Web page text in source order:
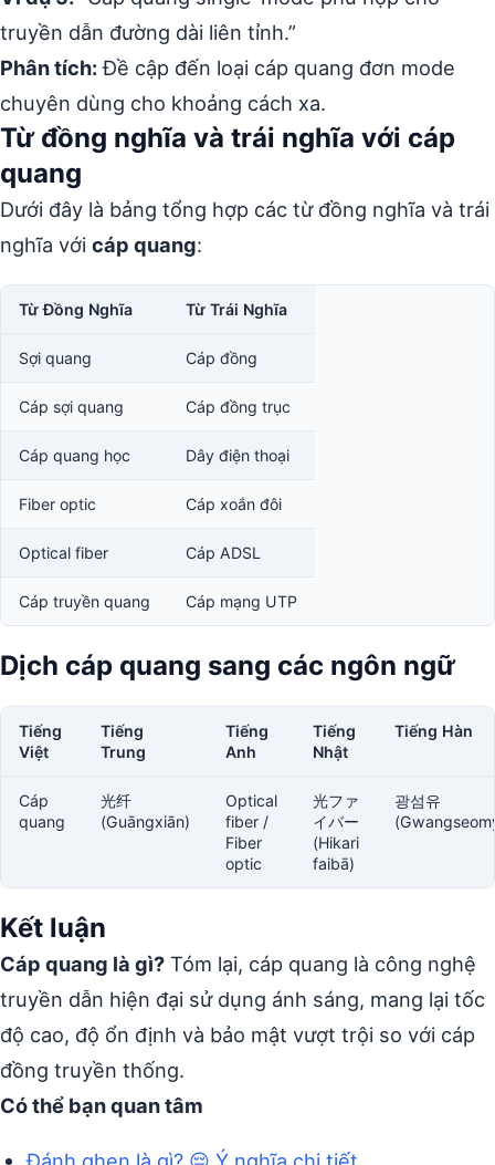
truyền dẫn đường dài liên tỉnh.”
Phân tích:Đề cập đến loại cáp quang đơn mode
chuyên dùng cho khoảng cách xa.
Từ đồng nghĩa và trái nghĩa với cáp
quang
Dưới đây là bảng tổng hợp các từ đồng nghĩa và trái
nghĩa với cáp quang:
Từ Đồng Nghĩa Từ Trái Nghĩa
Sợi quang Cáp đồng
Cáp sợi quang Cáp đồng trục
Cáp quang học Dây điện thoại
Fiber optic Cáp xoắn đôi
Optical fiber Cáp ADSL
Cáp truyền quang Cáp mạng UTP
Dịch cáp quang sang các ngôn ngữ
Tiếng
Việt
Tiếng
Trung
Tiếng
Anh
Tiếng
Nhật
Tiếng Hàn
Cáp
quang
光纤
(Guāngxiān)
Optical
fiber /
Fiber
optic
光ファ
イバー
(Hikari
faibā)
광섬유
Kết luận
Cáp quang là gì? Tóm lại, cáp quang là công nghệ
truyền dẫn hiện đại sử dụng ánh sáng, mang lại tốc
độ cao, độ ổn định và bảo mật vượt trội so với cáp
đồng truyền thống.
Có thể bạn quan tâm